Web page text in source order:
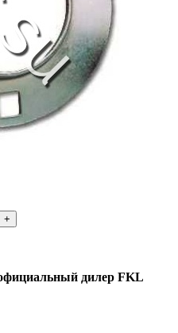
+
дилер FKL